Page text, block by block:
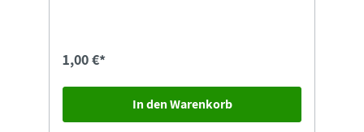
1,00 €*
In den Warenkorb